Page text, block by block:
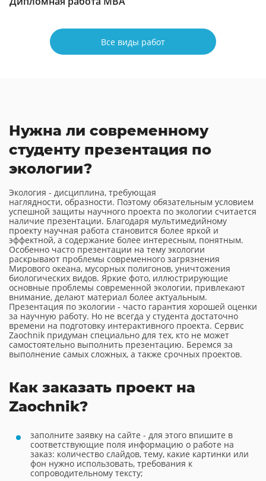
Все виды работ
Нужна ли современному
студенту презентация по
экологии?
Экология - дисциплина, требующая
наглядности, образности. Поэтому обязательным условием
успешной защиты научного проекта по экологии считается
наличие презентации. Благодаря мультимедийному
проекту научная работа становится более яркой и
эффектной, а содержание более интересным, понятным.
Особенно часто презентации на тему экологии
раскрывают проблемы современного загрязнения
Мирового океана, мусорных полигонов, уничтожения
биологических видов. Яркие фото, иллюстрирующие
основные проблемы современной экологии, привлекают
внимание, делают материал более актуальным.
Презентация по экологии - часто гарантия хорошей оценки
за научную работу. Но не всегда у студента достаточно
времени на подготовку интерактивного проекта. Сервис
Zaochnik придуман специально для тех, кто не может
самостоятельно выполнить презентацию. Беремся за
выполнение самых сложных, а также срочных проектов.
Как заказать проект на
Zaochnik?
заполните заявку на сайте - для этого впишите в
соответствующие поля информацию о работе на
заказ: количество слайдов, тему, какие картинки или
фон нужно использовать, требования к
сопроводительному тексту;